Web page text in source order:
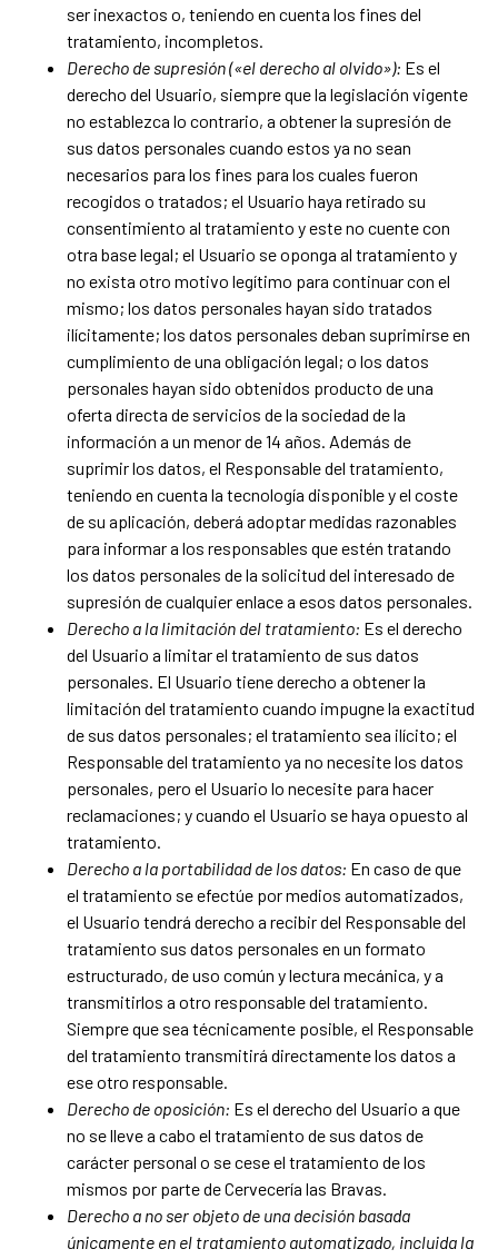
ser inexactos o, teniendo en cuenta los fines del
tratamiento, incompletos.
Derecho de supresión («el derecho al olvido»): Es el
derecho del Usuario, siempre que la legislación vigente
no establezca lo contrario, a obtener la supresión de
sus datos personales cuando estos ya no sean
necesarios para los fines para los cuales fueron
recogidos o tratados; el Usuario haya retirado su
consentimiento al tratamiento y este no cuente con
otra base legal; el Usuario se oponga al tratamiento y
no exista otro motivo legítimo para continuar con el
mismo; los datos personales hayan sido tratados
ilícitamente; los datos personales deban suprimirse en
cumplimiento de una obligación legal; o los datos
personales hayan sido obtenidos producto de una
oferta directa de servicios de la sociedad de la
información a un menor de 14 años. Además de
suprimir los datos, el Responsable del tratamiento,
teniendo en cuenta la tecnología disponible y el coste
de su aplicación, deberá adoptar medidas razonables
para informar a los responsables que estén tratando
los datos personales de la solicitud del interesado de
supresión de cualquier enlace a esos datos personales.
Derecho a la limitación del tratamiento: Es el derecho
del Usuario a limitar el tratamiento de sus datos
personales. El Usuario tiene derecho a obtener la
limitación del tratamiento cuando impugne la exactitud
de sus datos personales; el tratamiento sea ilícito; el
Responsable del tratamiento ya no necesite los datos
personales, pero el Usuario lo necesite para hacer
reclamaciones; y cuando el Usuario se haya opuesto al
tratamiento.
Derecho a la portabilidad de los datos: En caso de que
el tratamiento se efectúe por medios automatizados,
el Usuario tendrá derecho a recibir del Responsable del
tratamiento sus datos personales en un formato
estructurado, de uso común y lectura mecánica, y a
transmitirlos a otro responsable del tratamiento.
Siempre que sea técnicamente posible, el Responsable
del tratamiento transmitirá directamente los datos a
ese otro responsable.
Derecho de oposición: Es el derecho del Usuario a que
no se lleve a cabo el tratamiento de sus datos de
carácter personal o se cese el tratamiento de los
mismos por parte de Cervecería las Bravas.
Derecho a no ser objeto de una decisión basada
únicamente en el tratamiento automatizado, incluida la